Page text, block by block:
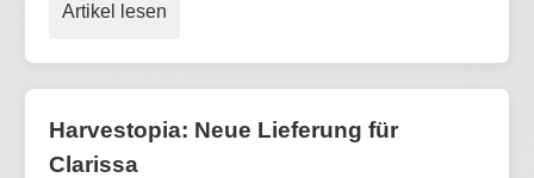
Artikel lesen
Harvestopia: Neue Lieferung für
Clarissa